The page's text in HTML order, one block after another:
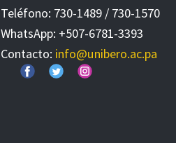
Teléfono: 730-1489 / 730-1570
WhatsApp: +507-6781-3393
Contacto: info@unibero.ac.pa